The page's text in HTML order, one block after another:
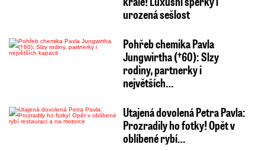
urozená sešlost
Pohřeb chemika Pavla
Jungwirtha (†60): Slzy
rodiny, partnerky i
největších…
Utajená dovolená Petra Pavla:
Prozradily ho fotky! Opět v
oblíbené rybí…